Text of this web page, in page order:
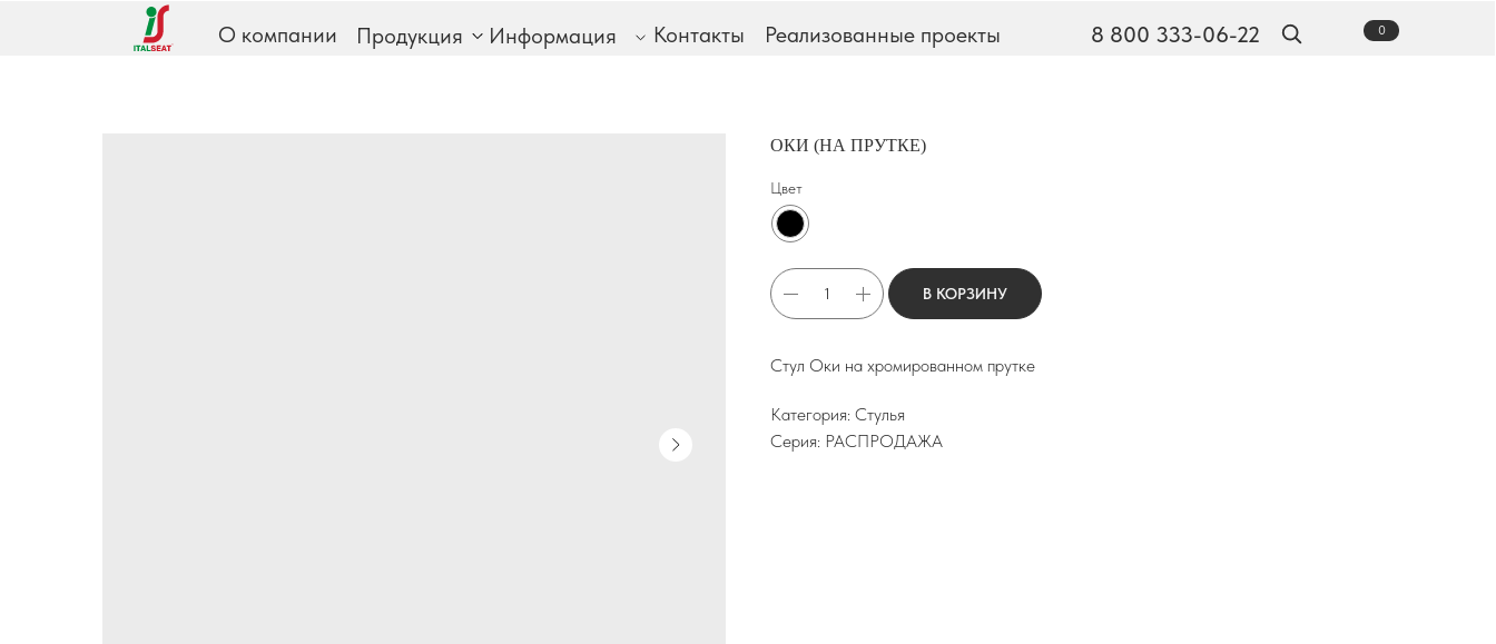
О компании Контакты
Информация
Продукция 0
8 800 333-06-22
Реализованные проекты
ОКИ (НА ПРУТКЕ)
Цвет
В КОРЗИНУ
Стул Оки на хромированном прутке
Категория: Стулья
Серия: РАСПРОДАЖА